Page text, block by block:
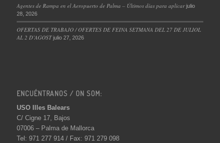
Agentes de Rampa en el Aeropuerto de Palma – Últimos días para aplicar julio
28, 2026
OFERTAS DE TRABAJO / OFERTES DE FEINA SETMANA DEL 27 DE JULIOL
AL 2 D’AGOST julio 27, 2026
ENCUÉNTRANOS / ON SOM:
USO Illes Balears
C/ Cigne 17, Bajos
07006 – Palma de Mallorca
Tel: 971 277 914 / Fax: 971 279 098